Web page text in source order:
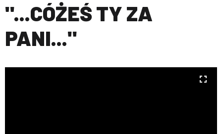
"...CÓŻEŚ TY ZA
PANI..."